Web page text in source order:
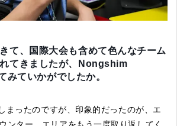
て、国際大会も含めて色んなチーム
てきましたが、Nongshim
みていかがでしたか。
まったのですが、印象的だったのが、エ